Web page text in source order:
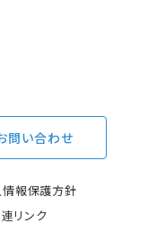
問い合わせ
報保護方針
リンク